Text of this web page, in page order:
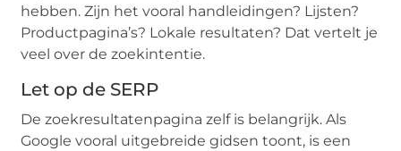
hebben. Zijn het vooral handleidingen? Lijsten?
Productpagina’s? Lokale resultaten? Dat vertelt je
veel over de zoekintentie.
Let op de SERP
De zoekresultatenpagina zelf is belangrijk. Als
Google vooral uitgebreide gidsen toont, is een